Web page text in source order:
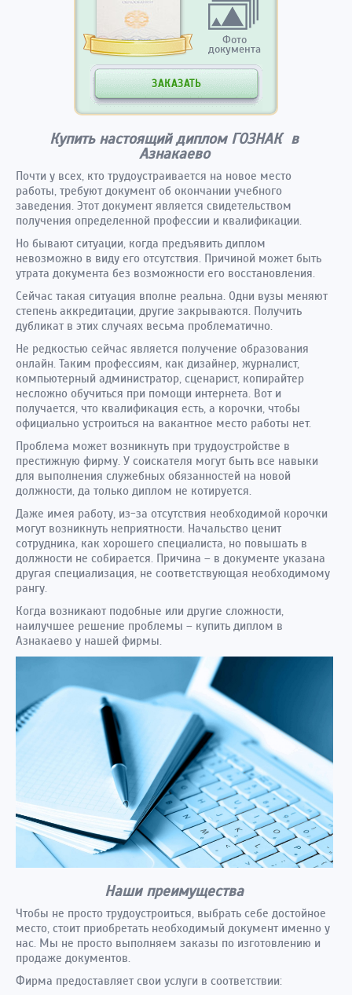
Фото
документа
ЗАКАЗАТЬ
Купить настоящий диплом ГОЗНАК в
Азнакаево
Почти у всех, кто трудоустраивается на новое место
работы, требуют документ об окончании учебного
заведения. Этот документ является свидетельством
получения определенной профессии и квалификации.
Но бывают ситуации, когда предъявить диплом
невозможно в виду его отсутствия. Причиной может быть
утрата документа без возможности его восстановления.
Сейчас такая ситуация вполне реальна. Одни вузы меняют
степень аккредитации, другие закрываются. Получить
дубликат в этих случаях весьма проблематично.
Не редкостью сейчас является получение образования
онлайн. Таким профессиям, как дизайнер, журналист,
компьютерный администратор, сценарист, копирайтер
несложно обучиться при помощи интернета. Вот и
получается, что квалификация есть, а корочки, чтобы
официально устроиться на вакантное место работы нет.
Проблема может возникнуть при трудоустройстве в
престижную фирму. У соискателя могут быть все навыки
для выполнения служебных обязанностей на новой
должности, да только диплом не котируется.
Даже имея работу, из-за отсутствия необходимой корочки
могут возникнуть неприятности. Начальство ценит
сотрудника, как хорошего специалиста, но повышать в
должности не собирается. Причина – в документе указана
другая специализация, не соответствующая необходимому
рангу.
Когда возникают подобные или другие сложности,
наилучшее решение проблемы – купить диплом в
Азнакаево у нашей фирмы.
Наши преимущества
Чтобы не просто трудоустроиться, выбрать себе достойное
место, стоит приобретать необходимый документ именно у
нас. Мы не просто выполняем заказы по изготовлению и
продаже документов.
Фирма предоставляет свои услуги в соответствии: